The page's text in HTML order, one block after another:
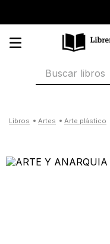
Buscar libros
artes arte plástico